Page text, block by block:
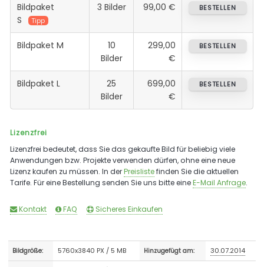
Bildpaket
S
Tipp
3 Bilder 99,00 € BESTELLEN
Bildpaket M
10
Bilder
299,00
€
BESTELLEN
Bildpaket L
25
Bilder
699,00
€
BESTELLEN
Lizenzfrei
Lizenzfrei bedeutet, dass Sie das gekaufte Bild für beliebig viele
Anwendungen bzw. Projekte verwenden dürfen, ohne eine neue
Lizenz kaufen zu müssen. In derPreislistefinden Sie die aktuellen
Tarife. Für eine Bestellung senden Sie uns bitte eineE-Mail Anfrage.
Kontakt FAQ Sicheres Einkaufen
Bildgröße: 5760x3840 PX / 5 MB Hinzugefügt am: 30.07.2014